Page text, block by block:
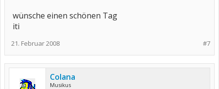
wünsche einen schönen Tag
iti
#7
21. Februar 2008
Colana
Musikus